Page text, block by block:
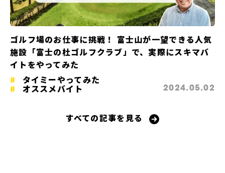
ゴルフ場のお仕事に挑戦！ 富士山が一望できる人気
施設「富士の杜ゴルフクラブ」で、実際にスキマバ
イトをやってみた
タイミーやってみた
オススメバイト 2024.05.02
すべての記事を見る